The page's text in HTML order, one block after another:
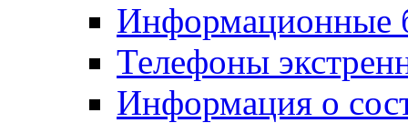
Информационные
Телефоны
Информация о